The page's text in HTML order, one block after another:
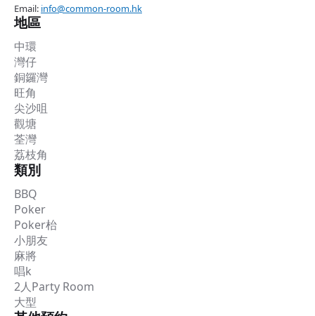
Email: info@common-room.hk
地區
中環
灣仔
銅鑼灣
旺角
尖沙咀
觀塘
荃灣
荔枝角
類別
BBQ
Poker
Poker枱
小朋友
麻將
唱k
2人Party Room
大型